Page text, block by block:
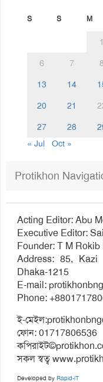
S S M
1
6
7 8
13
14
20
21
27
28
« Jul
Oct »
Protikhon
Acting Editor: Abu
Executive Editor:
Founder: T M Rokib
Address: 85, Kazi
Dhaka-1215
E-mail:
Phone:
ই-মেইল:
ফোন: 01717806536
সকল স্বত্ব
Developed by Rapid-iT